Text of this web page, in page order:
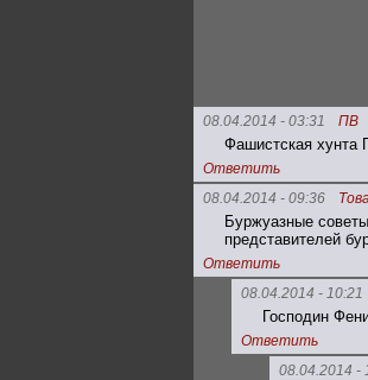
08.04.2014 - 03:31
ПВ
Фашистская хунта
Ответить
08.04.2014 - 09:36
Буржуазные
представителей
Ответить
08.04.2014 - 10:21
Господин
Ответить
08.04.2014 -